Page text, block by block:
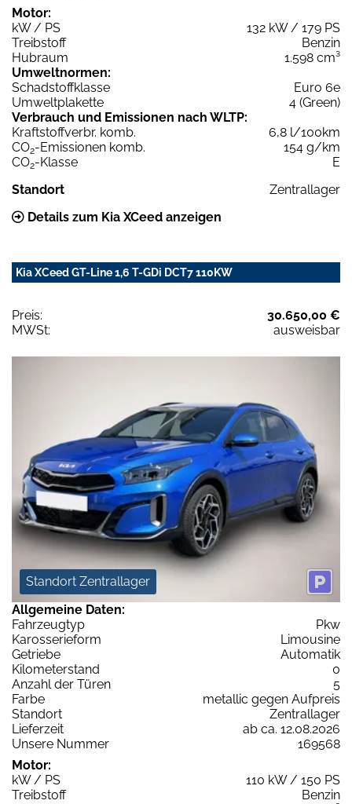
Motor:
kW / PS
132 kW / 179 PS
Treibstoff
Benzin
Hubraum
1.598 cm³
Umweltnormen:
Schadstoffklasse
Euro 6e
Umweltplakette
4 (Green)
Verbrauch und Emissionen nach WLTP:
Kraftstoffverbr. komb.
6,8 l/100km
CO2-Emissionen komb.
154 g/km
CO2-Klasse
E
Standort
Zentrallager
Details zum Kia XCeed anzeigen
Kia XCeed GT-Line 1,6 T-GDi DCT7 110KW
Preis:
30.650,00 €
MWSt:
ausweisbar
Standort Zentrallager
Allgemeine Daten:
Fahrzeugtyp
Pkw
Karosserieform
Limousine
Getriebe
Automatik
Kilometerstand
0
Anzahl der Türen
5
Farbe
metallic gegen Aufpreis
Standort
Zentrallager
Lieferzeit
ab ca. 12.08.2026
Unsere Nummer
169568
Motor:
kW / PS
110 kW / 150 PS
Treibstoff
Benzin